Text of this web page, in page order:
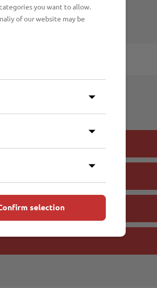
you want to allow.
of our website may be
selection